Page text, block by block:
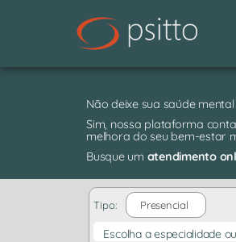
Não deixe sua saúde
Sim, nossa plataforma
melhora do seu bem-estar
Busque um atendimento
Tipo: Presencial
Escolha a especialidade